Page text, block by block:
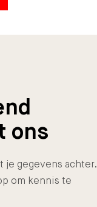
ons
je gegevens achter.
om kennis te